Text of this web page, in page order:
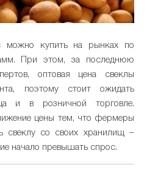
можно купить на рынках по
При этом, за последнюю
оптовая цена свеклы
поэтому стоит ожидать
и в розничной торговле.
цены тем, что фермеры
свеклу со своих хранилищ –
начало превышать спрос.